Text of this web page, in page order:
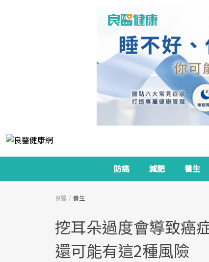
防癌 減肥 養生
良醫 養生
挖耳朵過度會導致癌
還可能有這2種風險